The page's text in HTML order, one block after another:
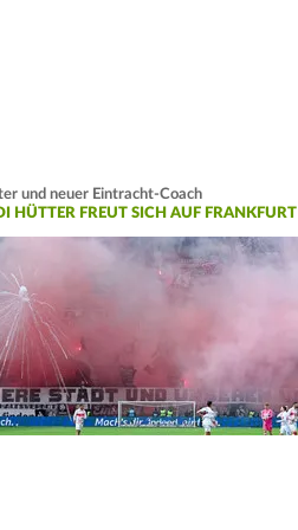
und neuer Eintracht-Coach
HÜTTER FREUT SICH AUF FRANKFURT